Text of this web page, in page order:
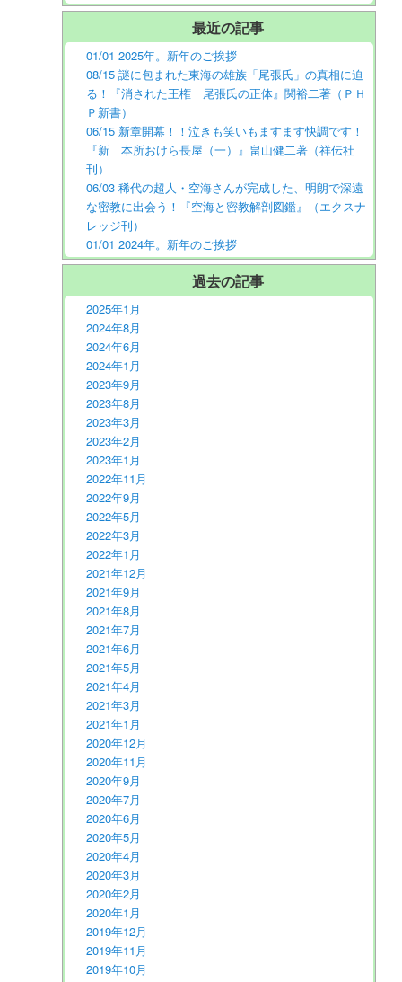
最近の記事
01/01 2025年。新年のご挨拶
08/15 謎に包まれた東海の雄族「尾張氏」の真相に迫
る！『消された王権 尾張氏の正体』関裕二著（ＰＨ
Ｐ新書）
06/15 新章開幕！！泣きも笑いもますます快調です！
『新 本所おけら長屋（一）』畠山健二著（祥伝社
刊）
06/03 稀代の超人・空海さんが完成した、明朗で深遠
な密教に出会う！『空海と密教解剖図鑑』（エクスナ
レッジ刊）
01/01 2024年。新年のご挨拶
過去の記事
2025年1月
2024年8月
2024年6月
2024年1月
2023年9月
2023年8月
2023年3月
2023年2月
2023年1月
2022年11月
2022年9月
2022年5月
2022年3月
2022年1月
2021年12月
2021年9月
2021年8月
2021年7月
2021年6月
2021年5月
2021年4月
2021年3月
2021年1月
2020年12月
2020年11月
2020年9月
2020年7月
2020年6月
2020年5月
2020年4月
2020年3月
2020年2月
2020年1月
2019年12月
2019年11月
2019年10月